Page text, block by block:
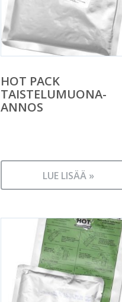
HOT PACK
TAISTELUMUONA-
ANNOS
LUE LISÄÄ »